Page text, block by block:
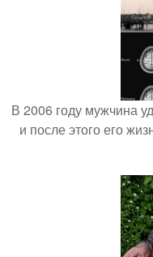
В 2006 году мужчина
и после этого его